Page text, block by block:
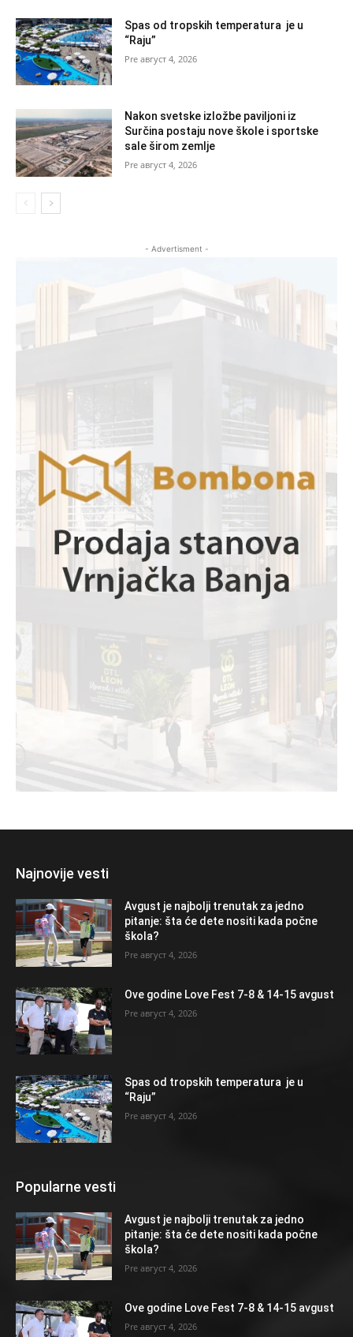
Spas od tropskih temperatura je u
“Raju”
август 4, 2026
Nakon svetske izložbe paviljoni iz
Surčina postaju nove škole i sportske
sale širom zemlje
август 4, 2026
- Advertisment -
Najnovije vesti
Avgust je najbolji trenutak za jedno
pitanje: šta će dete nositi kada počne
škola?
август 4, 2026
Ove godine Love Fest 7-8 & 14-15 avgust
август 4, 2026
Spas od tropskih temperatura je u
“Raju”
август 4, 2026
Popularne vesti
Avgust je najbolji trenutak za jedno
pitanje: šta će dete nositi kada počne
škola?
август 4, 2026
Ove godine Love Fest 7-8 & 14-15 avgust
август 4, 2026